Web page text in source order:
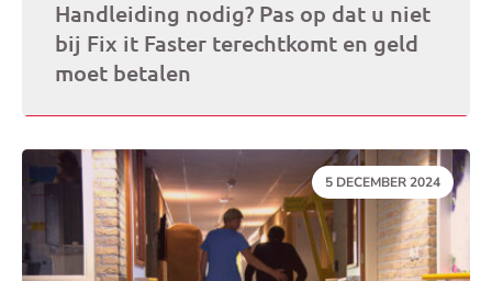
Handleiding nodig? Pas op dat u niet
bij Fix it Faster terechtkomt en geld
moet betalen
DATUM:
5 DECEMBER 2024